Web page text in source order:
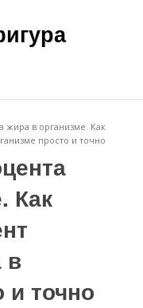
жира в организме. Как
просто и точно
Как
в
и точно